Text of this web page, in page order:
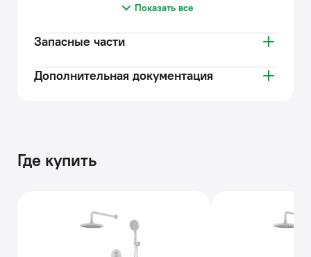
Показать все
Запасные части
Дополнительная документация
Где купить